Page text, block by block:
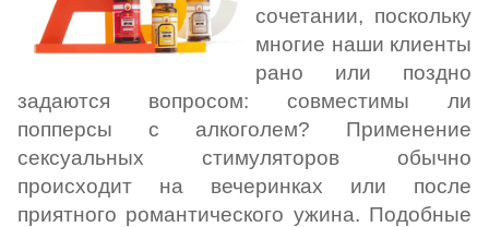
сочетании, поскольку
многие наши клиенты
рано или поздно
задаются вопросом: совместимы ли
попперсы с алкоголем? Применение
сексуальных стимуляторов обычно
происходит на вечеринках или после
приятного романтического ужина. Подобные